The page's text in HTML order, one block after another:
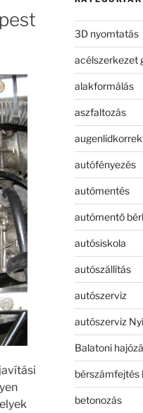
3D nyomtatás
acélszerkezet
alakformálás
aszfaltozás
autófényezés
autómentés
autómentő
autósiskola
autószállítás
autószerviz
autószerviz
Balatoni
bérszámfejtés
betonozás